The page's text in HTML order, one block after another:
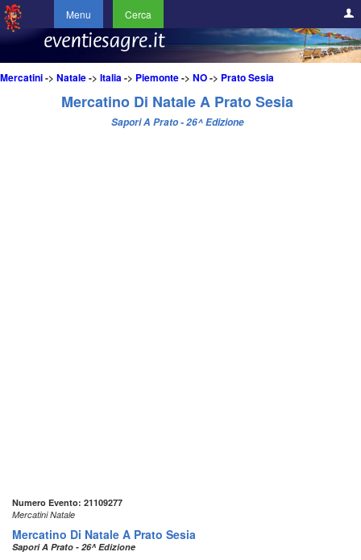
Menu Cerca
Mercatini-> Natale-> Italia-> Piemonte-> NO-> Prato Sesia
Mercatino Di Natale A Prato Sesia
Sapori A Prato - 26^ Edizione
Numero Evento: 21109277
Mercatini Natale
Mercatino Di Natale A Prato Sesia
Sapori A Prato - 26^ Edizione